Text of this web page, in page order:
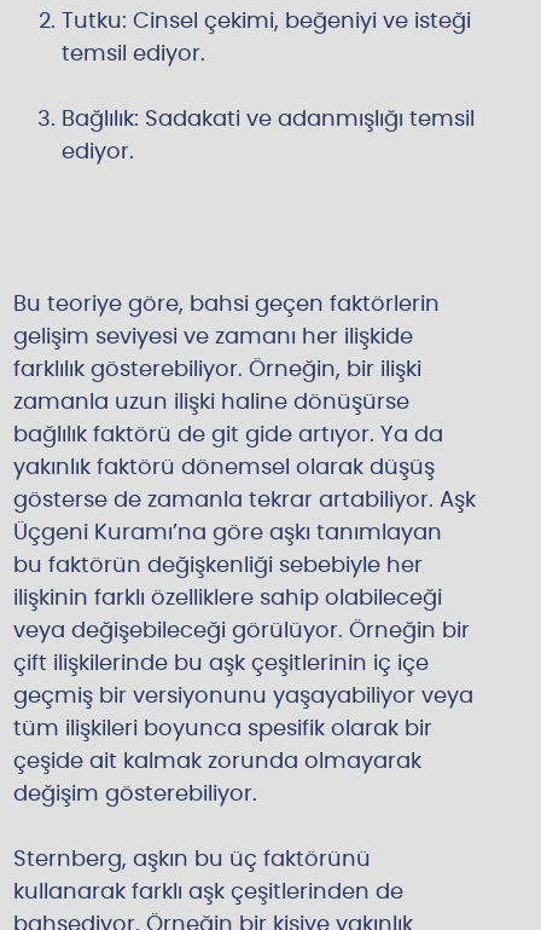
Tutku: Cinsel çekimi, beğeniyi ve isteği
temsil ediyor.
Bağlılık: Sadakati ve adanmışlığı temsil
ediyor.
Bu teoriye göre, bahsi geçen faktörlerin
gelişim seviyesi ve zamanı her ilişkide
farklılık gösterebiliyor. Örneğin, bir ilişki
zamanla uzun ilişki haline dönüşürse
bağlılık faktörü de git gide artıyor. Ya da
yakınlık faktörü dönemsel olarak düşüş
gösterse de zamanla tekrar artabiliyor. Aşk
Üçgeni Kuramı’na göre aşkı tanımlayan
bu faktörün değişkenliği sebebiyle her
ilişkinin farklı özelliklere sahip olabileceği
veya değişebileceği görülüyor. Örneğin bir
çift ilişkilerinde bu aşk çeşitlerinin iç içe
geçmiş bir versiyonunu yaşayabiliyor veya
tüm ilişkileri boyunca spesifik olarak bir
çeşide ait kalmak zorunda olmayarak
değişim gösterebiliyor.
Sternberg, aşkın bu üç faktörünü
kullanarak farklı aşk çeşitlerinden de
bahsediyor. Örneğin bir kişiye yakınlık